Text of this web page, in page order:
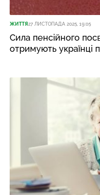
ЖИТТЯ27 ЛИСТОПАДА 2025, 19:05
Сила пенсійного
отримують українці